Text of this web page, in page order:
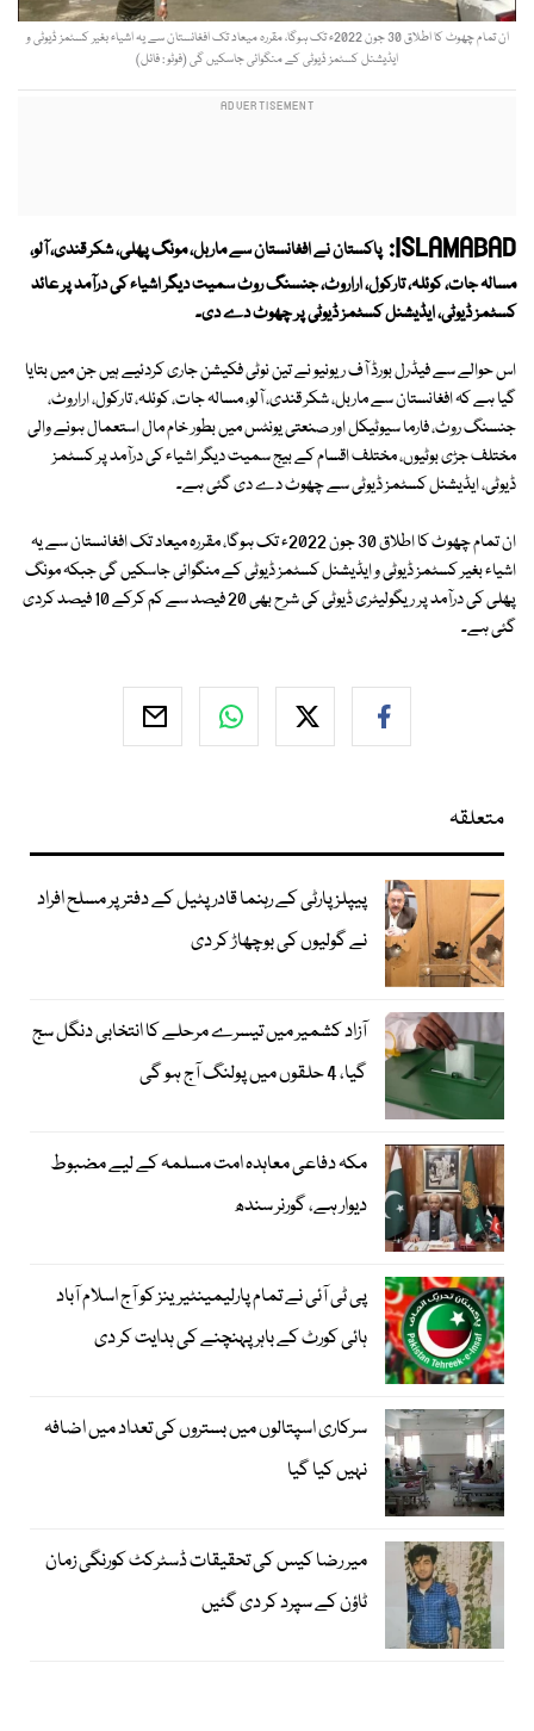
ان تمام چھوٹ کا اطلاق 30 جون 2022ء تک ہوگا، مقررہ میعاد تک افغانستان سے یہ اشیاء بغیر کسٹمز ڈیوٹی و
ایڈیشنل کسٹمز ڈیوٹی کے منگوائی جاسکیں گی (فوٹو : فائل)
ISLAMABAD: پاکستان نے افغانستان سے ماربل، مونگ پھلی، شکر قندی، آلو،
مسالہ جات، کوئلہ، تارکول، اراروٹ، جنسنگ روٹ سمیت دیگر اشیاء کی درآمد پر عائد
کسٹمز ڈیوٹی، ایڈیشنل کسٹمز ڈیوٹی پر چھوٹ دے دی۔
اس حوالے سے فیڈرل بورڈ آف ریونیو نے تین نوٹی فکیشن جاری کردئیے ہیں جن میں بتایا
گیا ہے کہ افغانستان سے ماربل، شکر قندی، آلو، مسالہ جات، کوئلہ، تارکول، اراروٹ،
جنسنگ روٹ، فارما سیوٹیکل اور صنعتی یونٹس میں بطور خام مال استعمال ہونے والی
مختلف جڑی بوٹیوں، مختلف اقسام کے بیج سمیت دیگر اشیاء کی درآمد پر کسٹمز
ڈیوٹی، ایڈیشنل کسٹمز ڈیوٹی سے چھوٹ دے دی گئی ہے۔
ان تمام چھوٹ کا اطلاق 30 جون 2022ء تک ہوگا، مقررہ میعاد تک افغانستان سے یہ
اشیاء بغیر کسٹمز ڈیوٹی و ایڈیشنل کسٹمز ڈیوٹی کے منگوائی جاسکیں گی جبکہ مونگ
پھلی کی درآمد پر ریگولیٹری ڈیوٹی کی شرح بھی 20 فیصد سے کم کرکے 10 فیصد کردی
گئی ہے۔
متعلقہ
پیپلز پارٹی کے رہنما قادر پٹیل کے دفتر پر مسلح افراد
نے گولیوں کی بوچھاڑ کر دی
آزاد کشمیر میں تیسرے مرحلے کا انتخابی دنگل سج
گیا، 4 حلقوں میں پولنگ آج ہو گی
مکہ دفاعی معاہدہ امت مسلمہ کے لیے مضبوط
دیوار ہے، گورنر سندھ
پی ٹی آئی نے تمام پارلیمینٹیرینز کو آج اسلام آباد
ہائی کورٹ کے باہر پہنچنے کی ہدایت کر دی
سرکاری اسپتالوں میں بستروں کی تعداد میں اضافہ
نہیں کیا گیا
میر رضا کیس کی تحقیقات ڈسٹرکٹ کورنگی زمان
ٹاؤن کے سپرد کر دی گئیں